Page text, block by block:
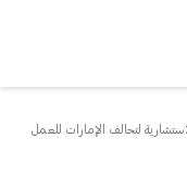
لتحالف الإمارات للعمل